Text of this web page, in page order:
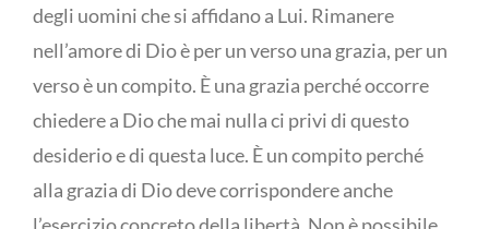
degli uomini che si affidano a Lui. Rimanere
nell’amore di Dio è per un verso una grazia, per un
verso è un compito. È una grazia perché occorre
chiedere a Dio che mai nulla ci privi di questo
desiderio e di questa luce. È un compito perché
alla grazia di Dio deve corrispondere anche